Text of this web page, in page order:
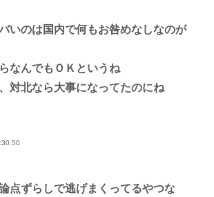
いのは国内で何もお咎めなしなのが
なんでもＯＫというね
対北なら大事になってたのにね
点ずらしで逃げまくってるやつな